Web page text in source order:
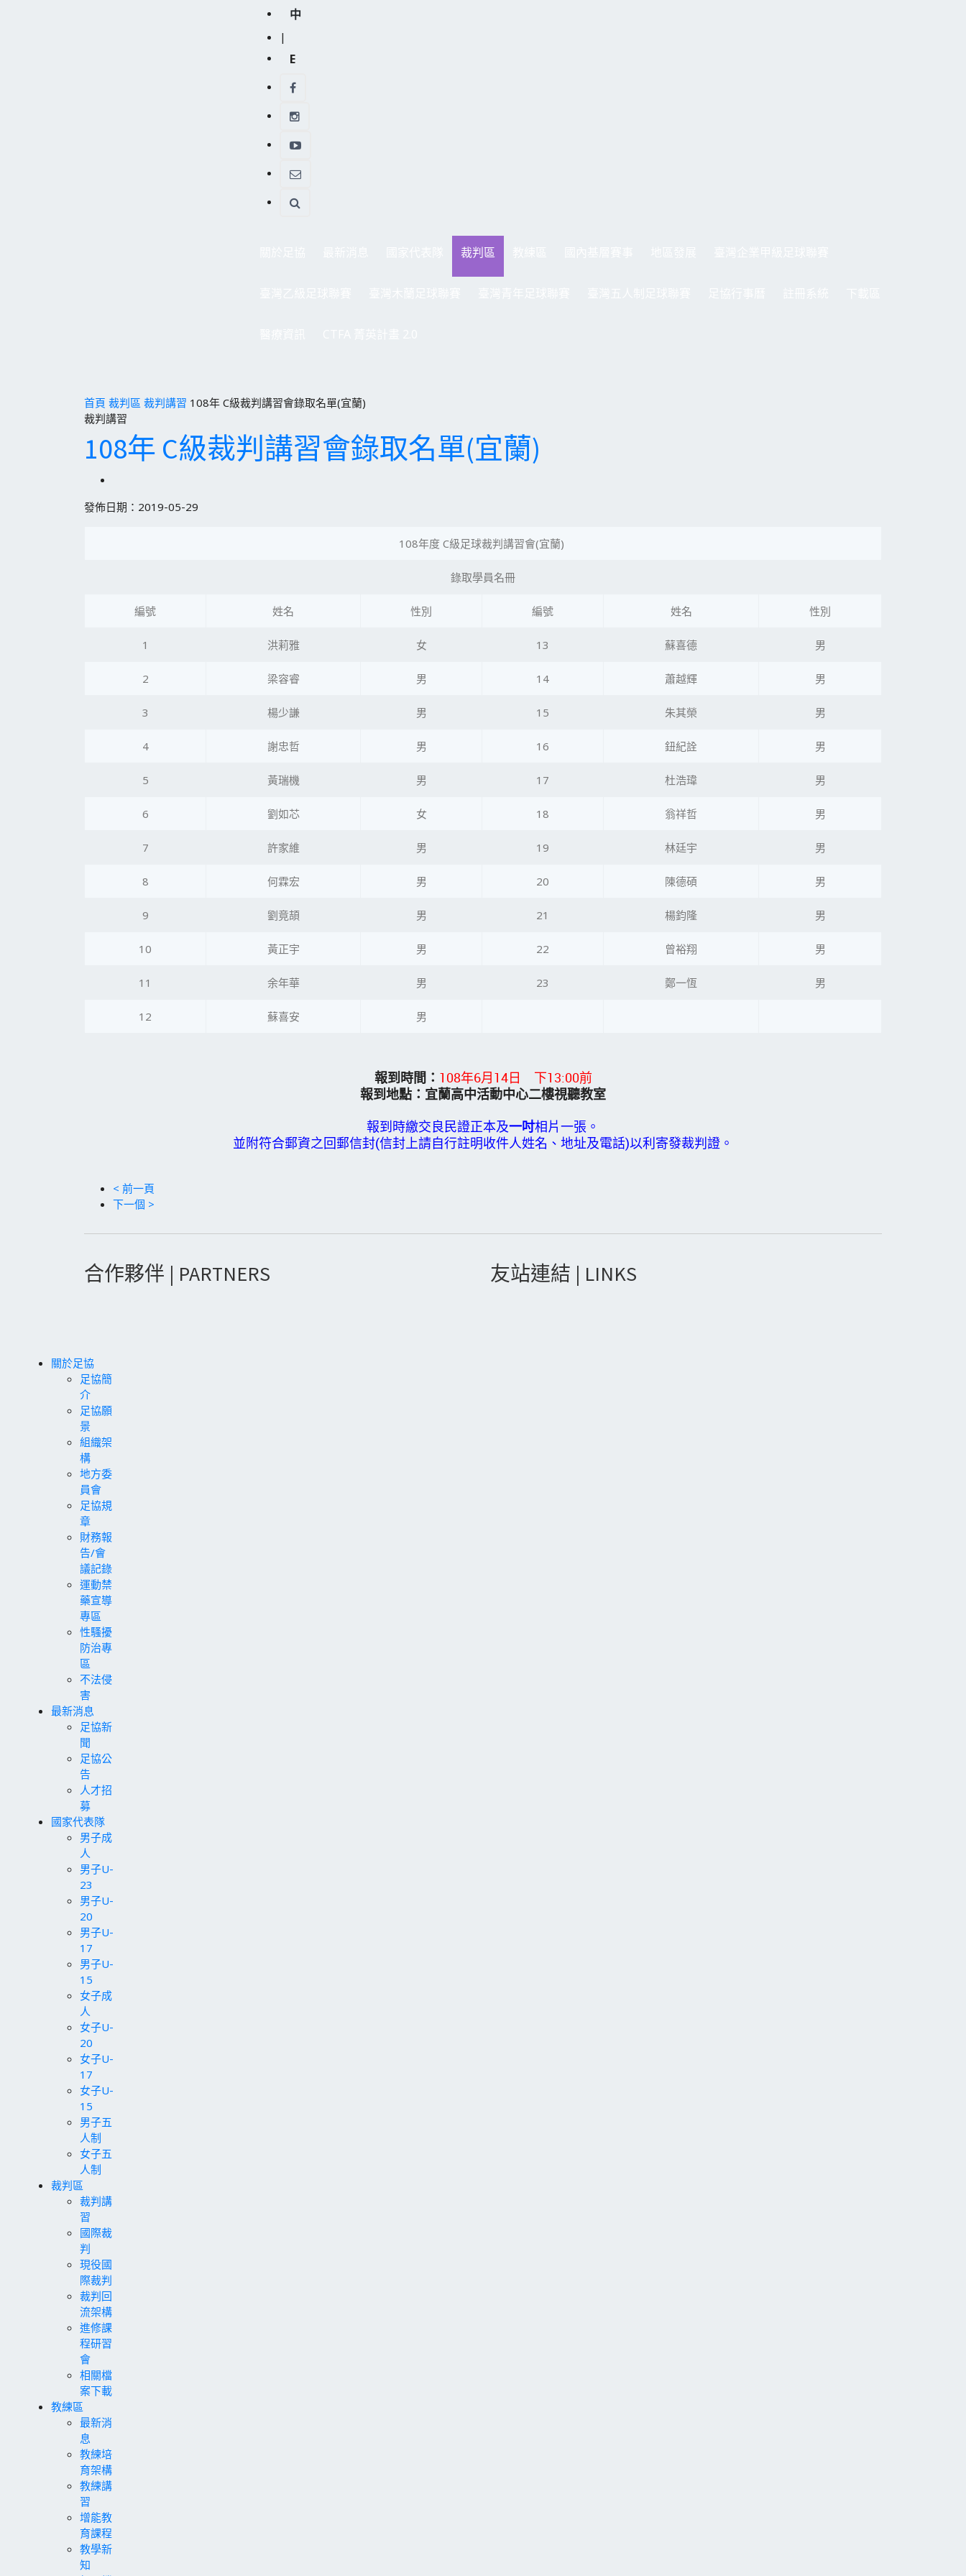
中
|
E
裁判區
首頁 裁判區 裁判講習 108年 C級裁判講習會錄取名單(宜蘭)
裁判講習
108年 C級裁判講習會錄取名單(宜蘭)
發佈日期：2019-05-29
108年度 C級足球裁判講習會(宜蘭)
錄取學員名冊
編號 姓名 性別 編號 姓名 性別
1 洪莉雅 女 13 蘇喜德 男
2 梁容睿 男 14 蕭越輝 男
3 楊少謙 男 15 朱其榮 男
4 謝忠哲 男 16 鈕紀詮 男
5 黃瑞機 男 17 杜浩瑋 男
6 劉如芯 女 18 翁祥哲 男
7 許家維 男 19 林廷宇 男
8 何霖宏 男 20 陳德碩 男
9 劉竟頡 男 21 楊鈞隆 男
10 黃正宇 男 22 曾裕翔 男
11 余年華 男 23 鄭一恆 男
12 蘇喜安 男
報到時間： 108年6月14日 下13:00前
報到地點： 宜蘭高中活動中心二樓視聽教室
報到時繳交良民證正本及一吋相片一張。
並附符合郵資之回郵信封(信封上請自行註明收件人姓名、地址及電話)以利寄發裁判證。
< 前一頁
下一個 >
合作夥伴 | PARTNERS 友站連結 | LINKS
關於足協
足協簡
介
足協願
景
組織架
構
地方委
員會
足協規
章
財務報
告/會
議記錄
運動禁
藥宣導
專區
性騷擾
防治專
區
不法侵
害
最新消息
足協新
聞
足協公
告
人才招
募
國家代表隊
男子成
人
男子U-
23
男子U-
20
男子U-
17
男子U-
15
女子成
人
女子U-
20
女子U-
17
女子U-
15
男子五
人制
女子五
人制
裁判區
裁判講
習
國際裁
判
現役國
際裁判
裁判回
流架構
進修課
程研習
會
相關檔
案下載
教練區
最新消
息
教練培
育架構
教練講
習
增能教
育課程
教學新
知